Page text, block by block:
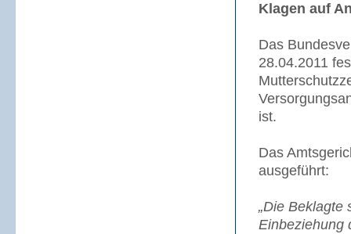
Klagen auf
Das
28.04.2011
ist.
Das
ausgeführt:
„Die Beklagte
Einbeziehung